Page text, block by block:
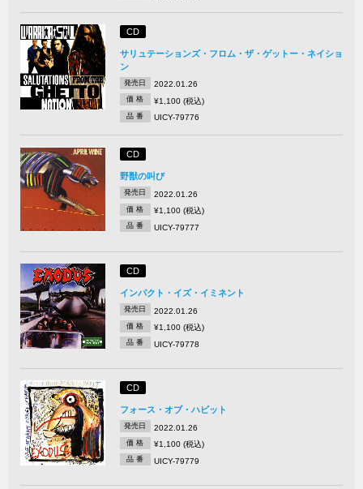
CD
サリュテーションズ・フロム・ザ・ゲットー・ネイショ
ン
発売日 2022.01.26
価 格 ¥1,100 (税込)
品 番 UICY-79776
CD
野獣の叫び
発売日 2022.01.26
価 格 ¥1,100 (税込)
品 番 UICY-79777
CD
インパクト・イズ・イミネント
発売日 2022.01.26
価 格 ¥1,100 (税込)
品 番 UICY-79778
CD
フォース・オブ・ハビット
発売日 2022.01.26
価 格 ¥1,100 (税込)
品 番 UICY-79779